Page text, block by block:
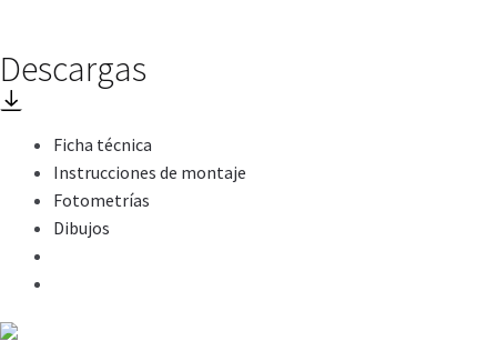
Descargas
Ficha técnica
Instrucciones de montaje
Fotometrías
Dibujos